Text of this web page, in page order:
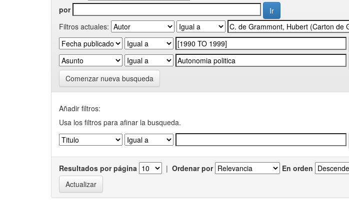
por
Filtros actuales:
Comenzar nueva busqueda
Añadir filtros:
Usa los filtros para afinar la busqueda.
Resultados por página | Ordenar por En orden